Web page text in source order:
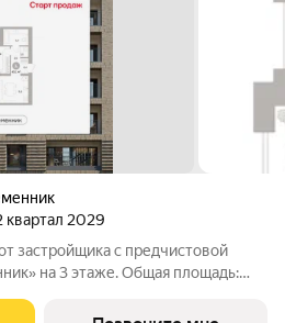
квартал 2029
застройщика с предчистовой
на 3 этаже. Общая площадь:
выходят на одну сторону. В